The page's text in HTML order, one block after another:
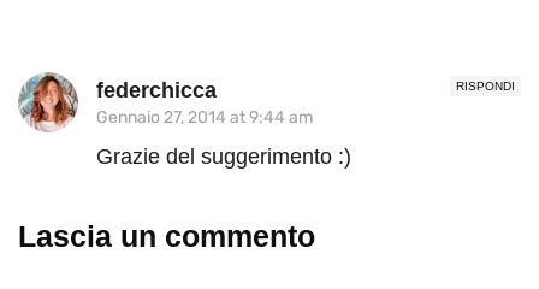
RISPONDI
federchicca
Gennaio 27, 2014 at 9:44 am
Grazie del suggerimento :)
Lascia un commento